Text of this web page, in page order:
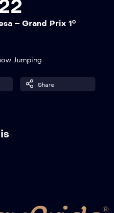
Dalla Chiesa – Intervista
Del Nevo
Nogara
– Grand Prix 1°
Jumping
Share